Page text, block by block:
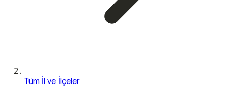
Tüm İl ve İlçeler